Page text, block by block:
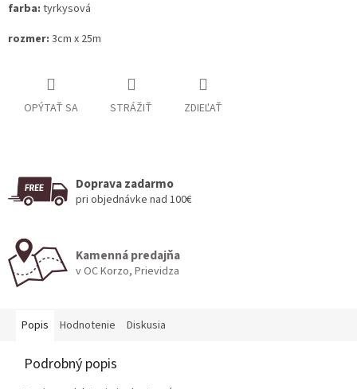
farba: tyrkysová
rozmer: 3cm x 25m
OPÝTAŤ SA STRÁŽIŤ ZDIEĽAŤ
Doprava zadarmo
pri objednávke nad 100€
Kamenná predajňa
v OC Korzo, Prievidza
Popis Hodnotenie Diskusia
Podrobný popis